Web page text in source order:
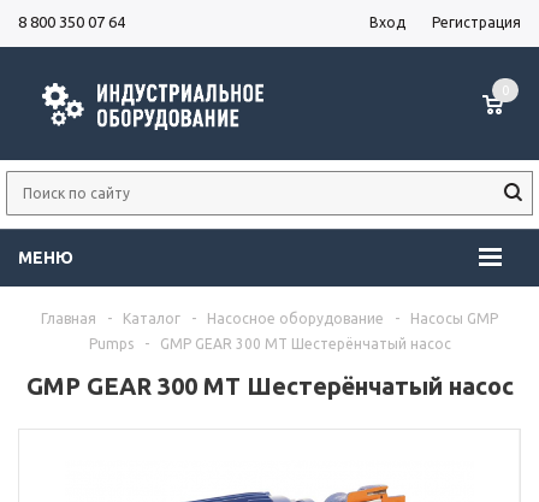
8 800 350 07 64 Вход Регистрация
МЕНЮ
0
Главная - Каталог - Насосное оборудование -
Насосы GMP
Pumps
- GMP GEAR 300 MT Шестерёнчатый насос
GMP GEAR 300 MT Шестерёнчатый насос